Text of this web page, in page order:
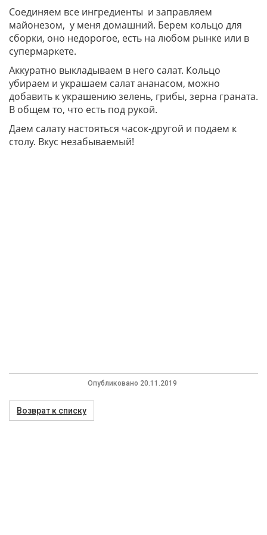
Соединяем все ингредиенты и заправляем
майонезом, у меня домашний. Берем кольцо для
сборки, оно недорогое, есть на любом рынке или в
супермаркете.
Аккуратно выкладываем в него салат. Кольцо
убираем и украшаем салат ананасом, можно
добавить к украшению зелень, грибы, зерна граната.
В общем то, что есть под рукой.
Даем салату настояться часок-другой и подаем к
столу. Вкус незабываемый!
Опубликовано 20.11.2019
Возврат к списку